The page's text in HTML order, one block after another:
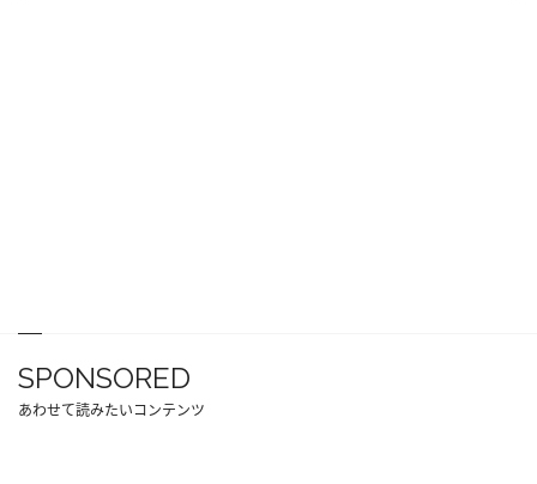
SPONSORED
あわせて読みたいコンテンツ